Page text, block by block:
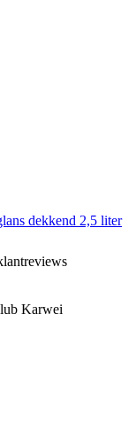
dekkend 2,5 liter
Karwei